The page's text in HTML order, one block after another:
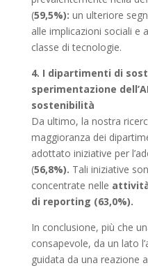
(59,5%): un ulteriore
alle implicazioni sociali e
classe di tecnologie.
4. I dipartimenti di
sperimentazione
sostenibilità
Da ultimo, la nostra
maggioranza dei
adottato iniziative per
(56,8%). Tali iniziative
concentrate nelle
di reporting (63,0%).
In conclusione, più che
consapevole, da un lato
guidata da una reazione